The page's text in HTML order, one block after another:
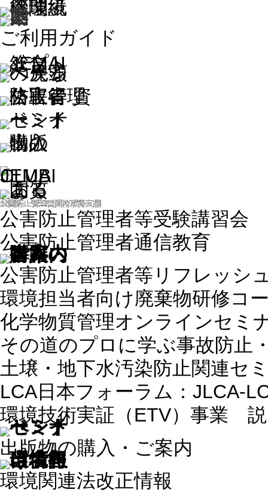
ご利用ガイド
公害防止管理者等受験講習会
公害防止管理者通信教育
公害防止管理者等リフレッシ
環境担当者向け廃棄物研修コ
化学物質管理オンラインセミ
その道のプロに学ぶ事故防止
土壌・地下水汚染防止関連セ
LCA日本フォーラム：JLCA-
環境技術実証（ETV）事業
出版物の購入・ご案内
環境関連法改正情報